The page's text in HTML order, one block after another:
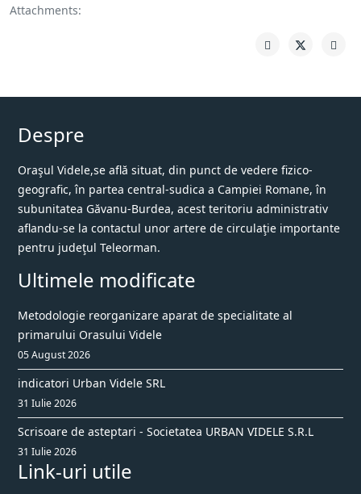
Attachments:
Despre
Oraşul Videle,se află situat, din punct de vedere fizico-
geografic, în partea central-sudica a Campiei Romane, în
subunitatea Găvanu-Burdea, acest teritoriu administrativ
aflandu-se la contactul unor artere de circulaţie importante
pentru judeţul Teleorman.
Ultimele modificate
Metodologie reorganizare aparat de specialitate al
primarului Orasului Videle
05 August 2026
indicatori Urban Videle SRL
31 Iulie 2026
Scrisoare de asteptari - Societatea URBAN VIDELE S.R.L
31 Iulie 2026
Link-uri utile